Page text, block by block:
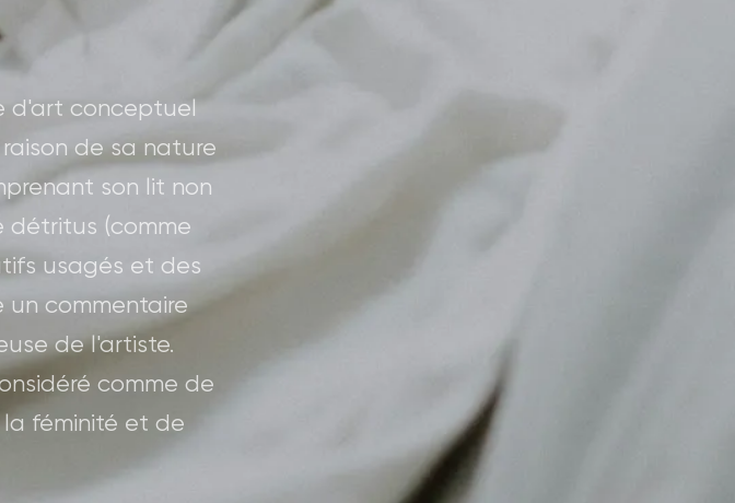
d'art conceptuel
de sa nature
son lit non
détritus (comme
usagés et des
commentaire
de l'artiste.
comme de
la féminité et de